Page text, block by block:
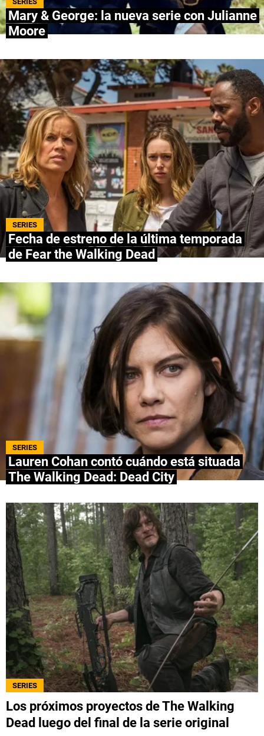
NETFLIX
APPLE TV+
MÚSICA
CELEBRITIES
PASATIEMPOS
INFLUENCERS
SPOILER US
QUIENES SOMOS STAFF | CONTACTO |
Escribe en Spoiler
Términos y Condiciones
Políticas de Privacidad
Política Editorial
Ad Choices
Bolavip, al igual que Futbol Sites, es una
compañía perteneciente a Better Collective.
Todos los derechos reservados.
Mary & George: la nueva serie con Julianne
Moore
SERIES
Fecha de estreno de la última temporada
de Fear the Walking Dead
SERIES
Lauren Cohan contó cuándo está situada
The Walking Dead: Dead City
SERIES
Los próximos proyectos de The Walking
Dead luego del final de la serie original